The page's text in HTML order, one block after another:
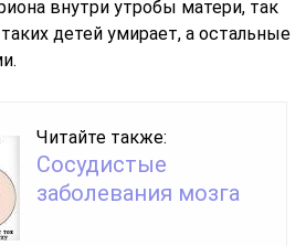
внутри утробы матери, так
детей умирает, а остальные
Читайте также:
Сосудистые
заболевания мозга